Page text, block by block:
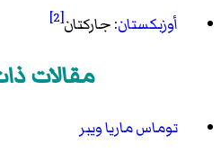
أوزبكستان: جاركتان[2]
مقالات
توماس ماريا ويبر